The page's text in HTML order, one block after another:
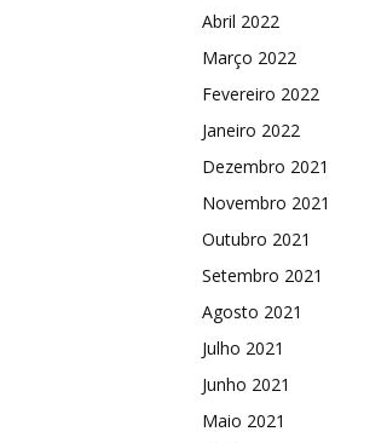
Abril 2022
Março 2022
Fevereiro 2022
Janeiro 2022
Dezembro 2021
Novembro 2021
Outubro 2021
Setembro 2021
Agosto 2021
Julho 2021
Junho 2021
Maio 2021